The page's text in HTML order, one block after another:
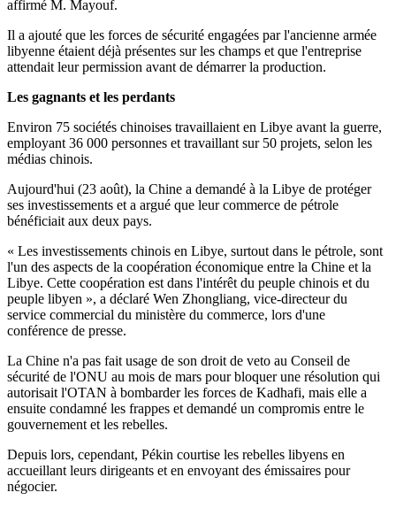
affirmé M. Mayouf.
Il a ajouté que les forces de sécurité engagées par l'ancienne armée
libyenne étaient déjà présentes sur les champs et que l'entreprise
attendait leur permission avant de démarrer la production.
Les gagnants et les perdants
Environ 75 sociétés chinoises travaillaient en Libye avant la guerre,
employant 36 000 personnes et travaillant sur 50 projets, selon les
médias chinois.
Aujourd'hui (23 août), la Chine a demandé à la Libye de protéger
ses investissements et a argué que leur commerce de pétrole
bénéficiait aux deux pays.
« Les investissements chinois en Libye, surtout dans le pétrole, sont
l'un des aspects de la coopération économique entre la Chine et la
Libye. Cette coopération est dans l'intérêt du peuple chinois et du
peuple libyen », a déclaré Wen Zhongliang, vice-directeur du
service commercial du ministère du commerce, lors d'une
conférence de presse.
La Chine n'a pas fait usage de son droit de veto au Conseil de
sécurité de l'ONU au mois de mars pour bloquer une résolution qui
autorisait l'OTAN à bombarder les forces de Kadhafi, mais elle a
ensuite condamné les frappes et demandé un compromis entre le
gouvernement et les rebelles.
Depuis lors, cependant, Pékin courtise les rebelles libyens en
accueillant leurs dirigeants et en envoyant des émissaires pour
négocier.